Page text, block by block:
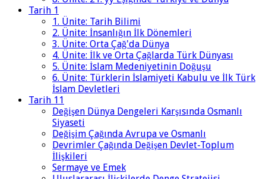
Tarih 1
1. Ünite: Tarih Bilimi
2. Ünite: İnsanlığın İlk Dönemleri
3. Ünite: Orta Çağ'da Dünya
4. Ünite: İlk ve Orta Çağlarda Türk Dünyası
5. Ünite: İslam Medeniyetinin Doğuşu
6. Ünite: Türklerin İslamiyeti Kabulu ve İlk Türk
İslam Devletleri
Tarih 11
Değişen Dünya Dengeleri Karşısında Osmanlı
Siyaseti
Değişim Çağında Avrupa ve Osmanlı
Devrimler Çağında Değişen Devlet-Toplum
İlişkileri
Sermaye ve Emek